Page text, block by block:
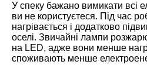
У спеку бажано вимикати всі
ви не користуєтеся. Під час
нагрівається і додатково
оселі. Звичайні лампи
на LED, адже вони менше
споживають менше